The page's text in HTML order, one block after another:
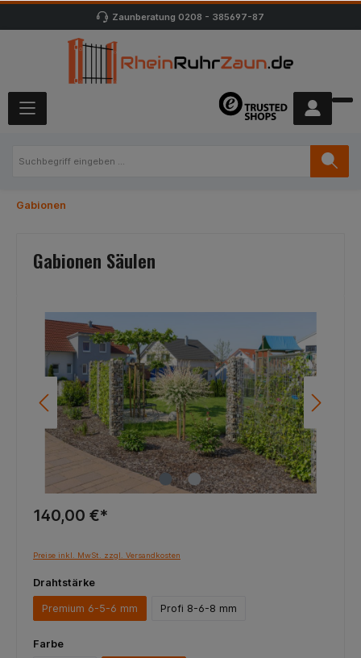
Zaunberatung 0208 - 385697-87
Gabionen
Gabionen Säulen
140,00 €*
Preise inkl. MwSt. zzgl. Versandkosten
Drahtstärke
Premium 6-5-6 mm Profi 8-6-8 mm
Farbe